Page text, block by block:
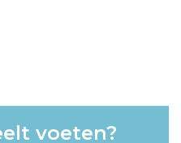
voeten?